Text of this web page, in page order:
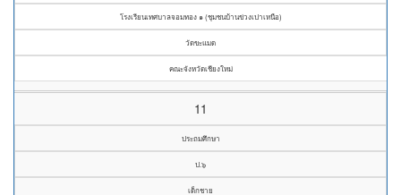
โรงเรียนเทศบาลจอมทอง ๑ (ชุมชนบ้านข่วงเปาเหนือ)
วัดขะแมด
คณะจังหวัดเชียงใหม่
11
ประถมศึกษา
ป.๖
เด็กชาย